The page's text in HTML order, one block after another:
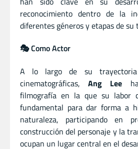
reconocimiento dentro de la
diferentes géneros y etapas de su
🎭 Como Actor
A lo largo de su trayectoria
cinematográficas,Ang Lee
filmografía en la que su labor
fundamental para dar forma a
naturaleza, participando en
construcción del personaje y la
ocupan un lugar central en el